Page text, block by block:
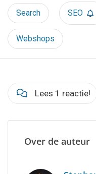
Search SEO
Webshops
Lees 1 reactie!
Over de auteur